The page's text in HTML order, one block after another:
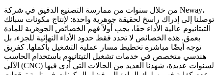
من خلال سنوات من ممارسة التصنيع الدقيق في شركة Neway،
توصلنا إلى إدراك راسخ لحقيقة جوهرية واحدة: لإنتاج مكونات سبائك
التيتانيوم عالية الأداء حقًا، يجب أولاً فهم الخصائص الجوهرية للمادة
بعمق. هذه الخصائص لا تحدد فقط حدود الأداء النهائية للجزء، بل
توجه أيضًا مباشرة تخطيط مسار عملية التشغيل بأكملها. كفريق
هندسي متخصص في خدمات تشغيل التيتانيوم باستخدام الحاسب
الآلي (CNC)